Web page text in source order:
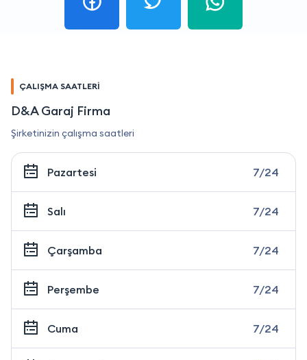
ÇALIŞMA SAATLERİ
D&A Garaj Firma
Şirketinizin çalışma saatleri
Pazartesi 7/24
Salı 7/24
Çarşamba 7/24
Perşembe 7/24
Cuma 7/24